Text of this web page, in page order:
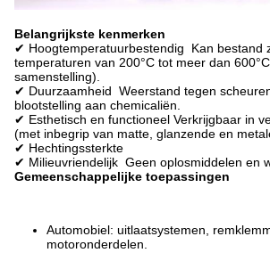
Belangrijkste kenmerken
✔ Hoogtemperatuurbestendig ️ Kan bestand
temperaturen van 200°C tot meer dan
samenstelling).
✔ Duurzaamheid ️ Weerstand tegen
blootstelling aan chemicaliën.
✔ Esthetisch en functioneel Verkrijgbaar in
(met inbegrip van matte, glanzende en
✔ Hechtingssterkte
✔ Milieuvriendelijk ️ Geen oplosmiddelen en
Gemeenschappelijke toepassingen
Automobiel: uitlaatsystemen,
motoronderdelen.